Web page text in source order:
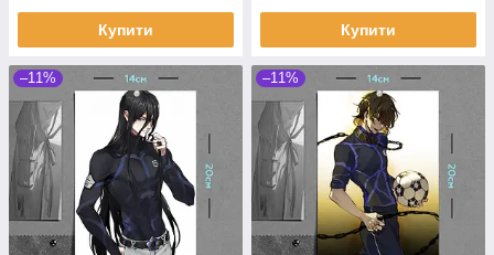
Купити Купити
–11% –11%